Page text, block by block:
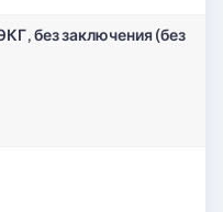
без заключения (без